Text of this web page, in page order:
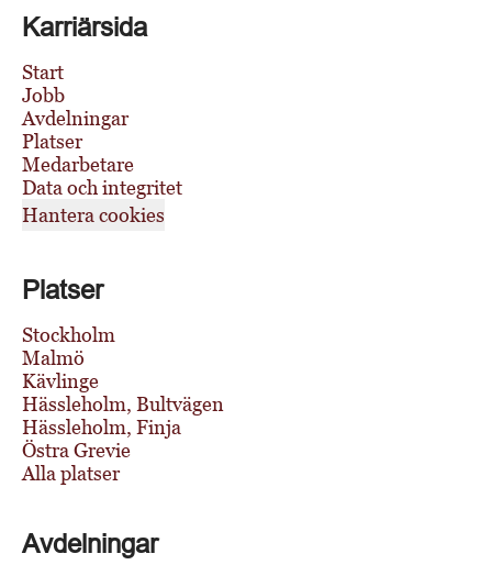
Karriärsida
Start
Jobb
Avdelningar
Platser
Medarbetare
Data och integritet
Hantera cookies
Platser
Stockholm
Malmö
Kävlinge
Hässleholm, Bultvägen
Hässleholm, Finja
Östra Grevie
Alla platser
Avdelningar